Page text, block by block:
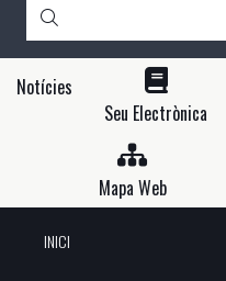
Notícies
Seu Electrònica
Mapa Web
INICI